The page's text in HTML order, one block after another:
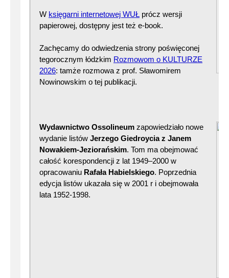
W księgarni internetowej WUŁ prócz wersji
papierowej, dostępny jest też e-book.
Zachęcamy do odwiedzenia strony poświęconej
tegorocznym łódzkim Rozmowom o KULTURZE
2026: tamże rozmowa z prof. Sławomirem
Nowinowskim o tej publikacji.
Wydawnictwo Ossolineum zapowiedziało nowe
wydanie listów Jerzego Giedroycia z Janem
Nowakiem-Jeziorańskim. Tom ma obejmować
całość korespondencji z lat 1949–2000 w
opracowaniu Rafała Habielskiego. Poprzednia
edycja listów ukazała się w 2001 r i obejmowała
lata 1952-1998.